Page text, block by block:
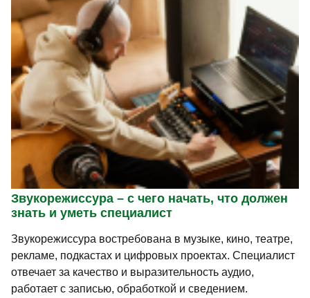
Звукорежиссура – с чего начать, что должен
знать и уметь специалист
Звукорежиссура востребована в музыке, кино, театре,
рекламе, подкастах и цифровых проектах. Специалист
отвечает за качество и выразительность аудио,
работает с записью, обработкой и сведением.